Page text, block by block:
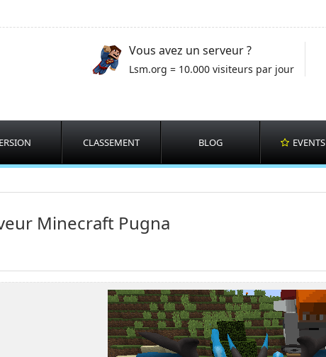
Vous avez un serveur ?
Lsm.org = 10.000 visiteurs par jour
CLASSEMENT BLOG EVENTS
Minecraft Pugna